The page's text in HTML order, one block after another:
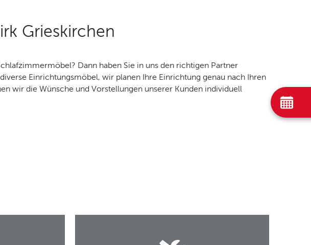
Grieskirchen
Dann haben Sie in uns den richtigen Partner
Einrichtungsmöbel, wir planen Ihre Einrichtung genau nach Ihren
wir die Wünsche und Vorstellungen unserer Kunden individuell